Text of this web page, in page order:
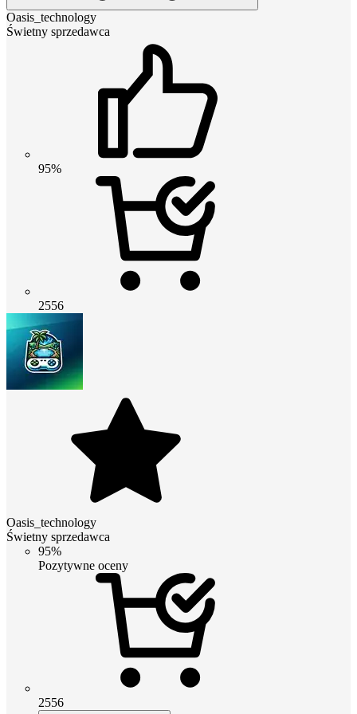
Oasis_technology
Świetny sprzedawca
95%
2556
Oasis_technology
Świetny sprzedawca
95%
Pozytywne oceny
2556